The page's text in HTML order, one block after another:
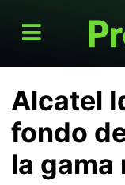
Alcatel
fondo
la gama